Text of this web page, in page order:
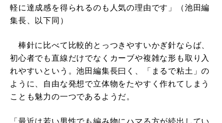
軽に達成感を得られるのも人気の理由です」（池田編
集長、以下同）
棒針に比べて比較的とっつきやすいかぎ針ならば、
初心者でも直線だけでなくカーブや複雑な形も取り入
れやすいという。池田編集長曰く、「まるで粘土」の
ように、自由な発想で立体物をたやすく作れてしまう
ことも魅力の一つであるようだ。